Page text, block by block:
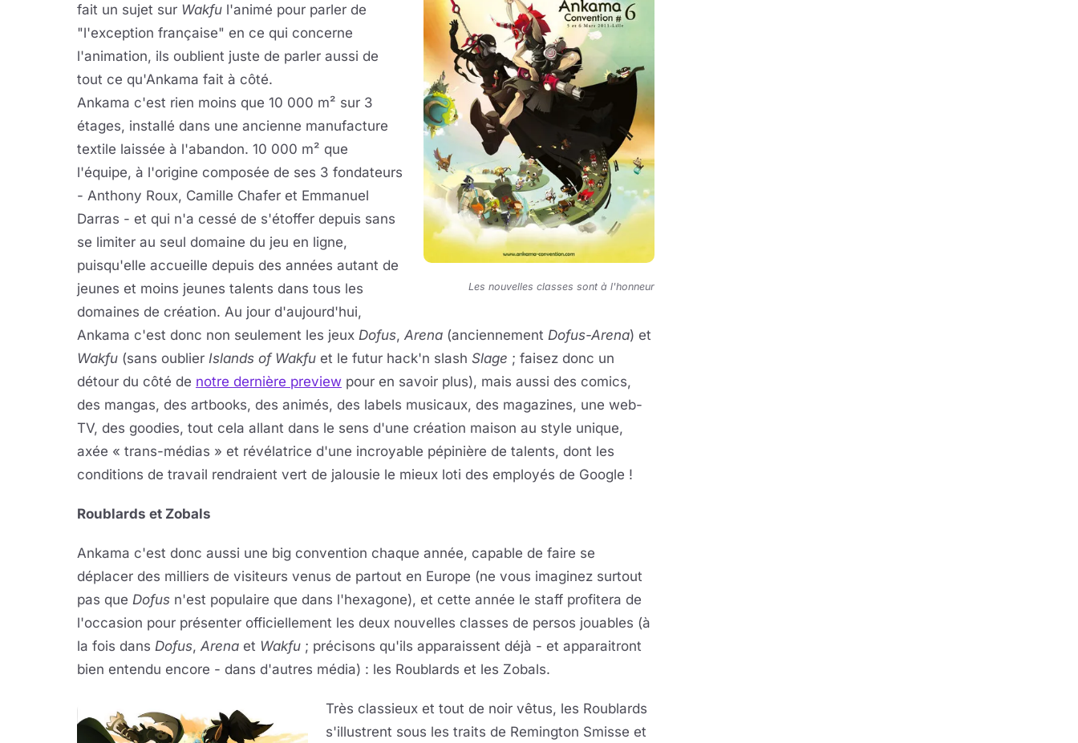
Les nouvelles classes sont à l'honneur
fait un sujet sur Wakfu l'animé pour parler de
"l'exception française" en ce qui concerne
l'animation, ils oublient juste de parler aussi de
tout ce qu'Ankama fait à côté.
Ankama c'est rien moins que 10 000 m² sur 3
étages, installé dans une ancienne manufacture
textile laissée à l'abandon. 10 000 m² que
l'équipe, à l'origine composée de ses 3 fondateurs
- Anthony Roux, Camille Chafer et Emmanuel
Darras - et qui n'a cessé de s'étoffer depuis sans
se limiter au seul domaine du jeu en ligne,
puisqu'elle accueille depuis des années autant de
jeunes et moins jeunes talents dans tous les
domaines de création. Au jour d'aujourd'hui,
Ankama c'est donc non seulement les jeux Dofus, Arena (anciennement Dofus-Arena) et
Wakfu (sans oublier Islands of Wakfu et le futur hack'n slash Slage ; faisez donc un
détour du côté de notre dernière preview pour en savoir plus), mais aussi des comics,
des mangas, des artbooks, des animés, des labels musicaux, des magazines, une web-
TV, des goodies, tout cela allant dans le sens d'une création maison au style unique,
axée « trans-médias » et révélatrice d'une incroyable pépinière de talents, dont les
conditions de travail rendraient vert de jalousie le mieux loti des employés de Google !
Roublards et Zobals
Ankama c'est donc aussi une big convention chaque année, capable de faire se
déplacer des milliers de visiteurs venus de partout en Europe (ne vous imaginez surtout
pas que Dofus n'est populaire que dans l'hexagone), et cette année le staff profitera de
l'occasion pour présenter officiellement les deux nouvelles classes de persos jouables (à
la fois dans Dofus, Arena et Wakfu ; précisons qu'ils apparaissent déjà - et apparaitront
bien entendu encore - dans d'autres média) : les Roublards et les Zobals.
Très classieux et tout de noir vêtus, les Roublards
s'illustrent sous les traits de Remington Smisse et